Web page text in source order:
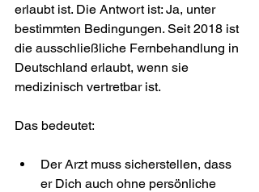
erlaubt ist. Die Antwort ist: Ja, unter
bestimmten Bedingungen. Seit 2018 ist
die ausschließliche Fernbehandlung in
Deutschland erlaubt, wenn sie
medizinisch vertretbar ist.
Das bedeutet:
Der Arzt muss sicherstellen, dass
er Dich auch ohne persönliche